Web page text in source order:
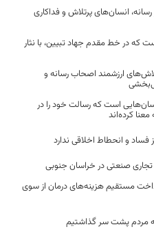
انسان‌های پرتلاش و فداکاری
که در خط مقدم جهاد تبیین، با نثار
ارزشمند اصحاب رسانه و
است که رسالت خود را در
کرده‌اند
و انحطاط اخلاقی ندارد
تجاری صنعتی در خراسان جنوبی
مستقیم هزینه‌های درمان از سوی
مردم پشت سر گذاشتیم